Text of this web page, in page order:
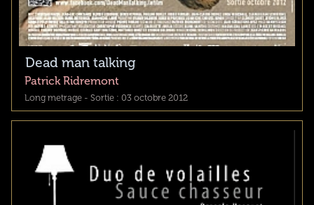
Dead man talking
Patrick Ridremont
Long metrage - Sortie : 03 octobre 2012